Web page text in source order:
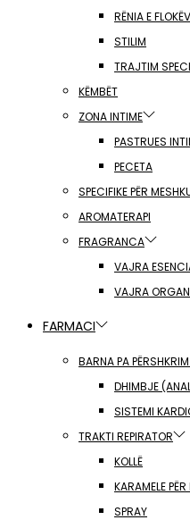
RËNIA E
STILIM
TRAJTIM
KËMBËT
ZONA INTIME
PASTRUES
PECETA
SPECIFIKE PËR
AROMATERAPI
FRAGRANCA
VAJRA
VAJRA
FARMACI
BARNA PA
DHIMBJE
SISTEMI
TRAKTI REPIRATOR
KOLLË
KARAMELE PËR
SPRAY